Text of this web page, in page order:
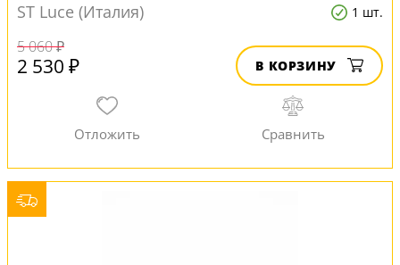
ST Luce (Италия) 1 шт.
5 060 ₽
2 530 ₽ В КОРЗИНУ